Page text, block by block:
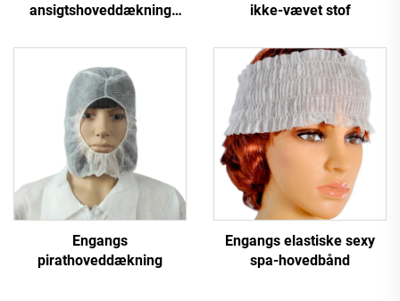
ansigtshoveddækning
hovedhatte dækhylse
ikke-vævet stof
Engangs
pirathoveddækning
Engangs elastiske sexy
spa-hovedbånd